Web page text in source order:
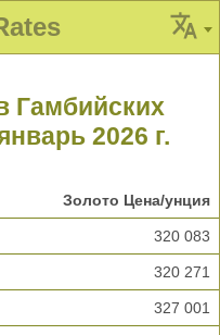
Гамбийских
2026 г.
Золото Цена/унция
320 083
320 271
327 001